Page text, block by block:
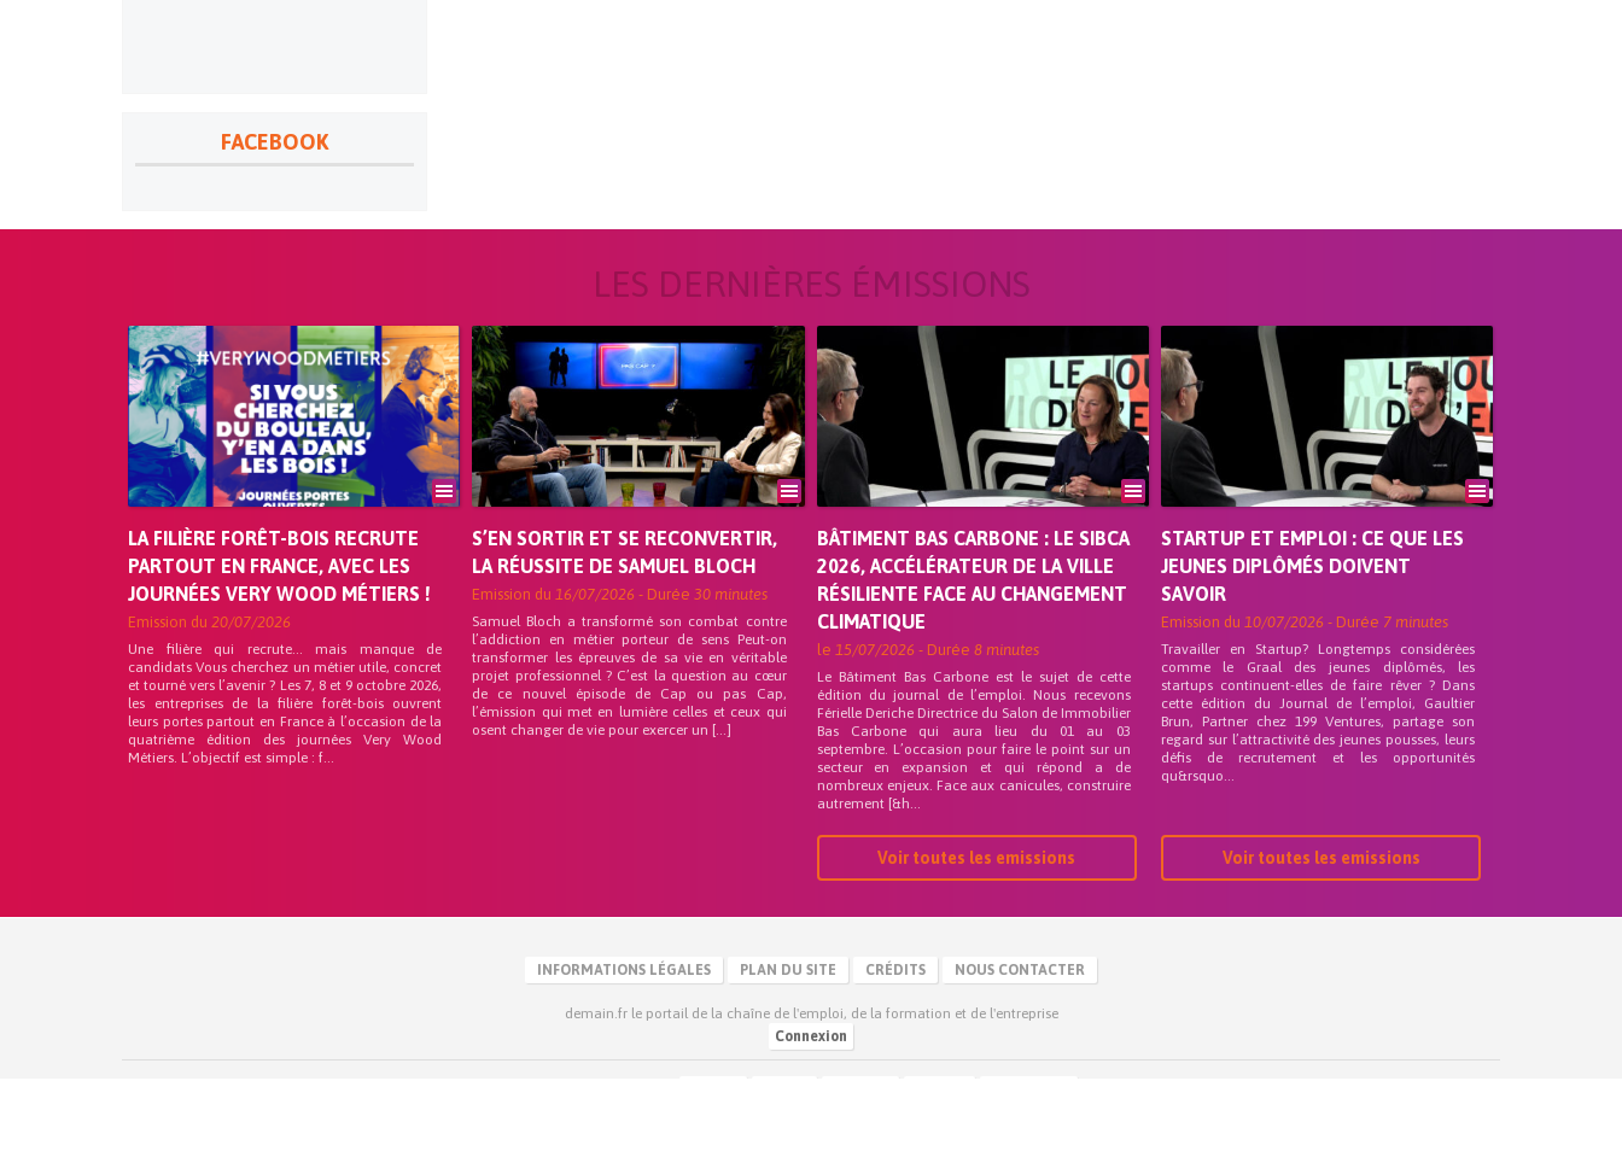
FACEBOOK
LES DERNIÈRES ÉMISSIONS
LA FILIÈRE FORÊT-BOIS RECRUTE
PARTOUT EN FRANCE, AVEC LES
JOURNÉES VERY WOOD MÉTIERS !
Emission du 20/07/2026
Une filière qui recrute… mais manque de
candidats Vous cherchez un métier utile, concret
et tourné vers l’avenir ? Les 7, 8 et 9 octobre 2026,
les entreprises de la filière forêt-bois ouvrent
leurs portes partout en France à l’occasion de la
quatrième édition des journées Very Wood
Métiers. L’objectif est simple : f...
S’EN SORTIR ET SE RECONVERTIR,
LA RÉUSSITE DE SAMUEL BLOCH
Emission du16/07/2026 - Durée30 minutes
Samuel Bloch a transformé son combat contre
l’addiction en métier porteur de sens Peut-on
transformer les épreuves de sa vie en véritable
projet professionnel ? C’est la question au cœur
de ce nouvel épisode de Cap ou pas Cap,
l’émission qui met en lumière celles et ceux qui
osent changer de vie pour exercer un […]
BÂTIMENT BAS CARBONE : LE SIBCA
2026, ACCÉLÉRATEUR DE LA VILLE
RÉSILIENTE FACE AU CHANGEMENT
CLIMATIQUE
le 15/07/2026 - Durée 8 minutes
Le Bâtiment Bas Carbone est le sujet de cette
édition du journal de l’emploi. Nous recevons
Férielle Deriche Directrice du Salon de Immobilier
Bas Carbone qui aura lieu du 01 au 03
septembre. L’occasion pour faire le point sur un
secteur en expansion et qui répond a de
nombreux enjeux. Face aux canicules, construire
autrement [&h...
Voir toutes les emissions
STARTUP ET EMPLOI : CE QUE LES
JEUNES DIPLÔMÉS DOIVENT
SAVOIR
Emission du 10/07/2026 - Durée 7 minutes
Travailler en Startup? Longtemps considérées
comme le Graal des jeunes diplômés, les
startups continuent-elles de faire rêver ? Dans
cette édition du Journal de l’emploi, Gaultier
Brun, Partner chez 199 Ventures, partage son
regard sur l’attractivité des jeunes pousses, leurs
défis de recrutement et les opportunités
qu&rsquo...
Voir toutes les emissions
INFORMATIONS LÉGALES PLAN DU SITE CRÉDITS NOUS CONTACTER
demain.fr le portail de la chaîne de l'emploi, de la formation et de l'entreprise
Connexion